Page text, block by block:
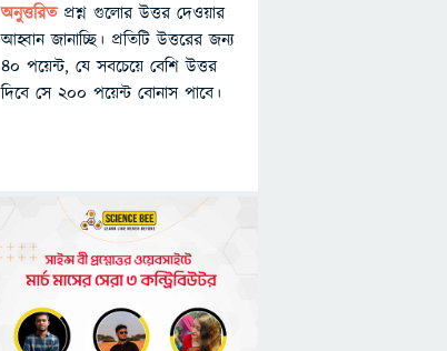
অনুত্তরিত প্রশ্ন গুলোর উত্তর দেওয়ার
আহ্বান জানাচ্ছি। প্রতিটি উত্তরের জন্য
৪০ পয়েন্ট, যে সবচেয়ে বেশি উত্তর
দিবে সে ২০০ পয়েন্ট বোনাস পাবে।